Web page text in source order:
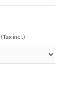
(Tax incl.)